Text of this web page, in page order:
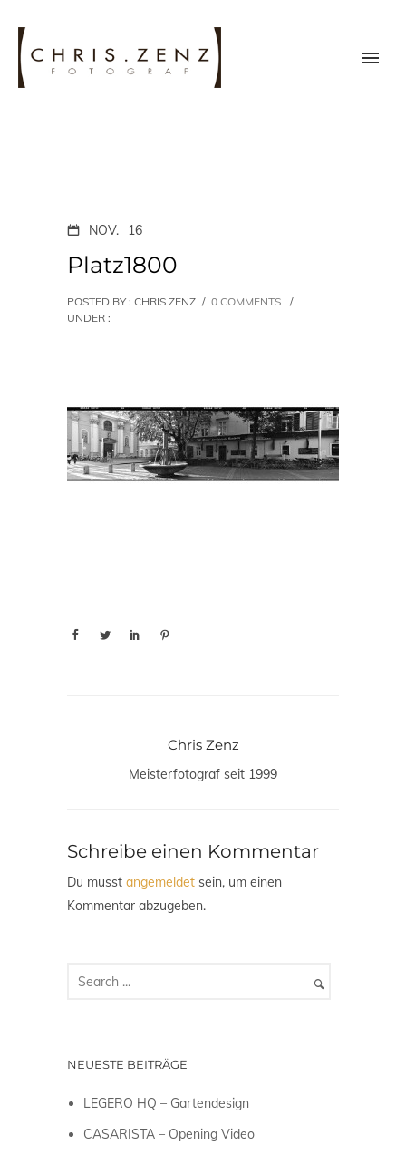
NOV. 16
Platz1800
POSTED BY : CHRIS ZENZ / 0 COMMENTS
/
UNDER :
Chris Zenz
Meisterfotograf seit 1999
Schreibe einen Kommentar
Du musst angemeldet sein, um einen
Kommentar abzugeben.
NEUESTE BEITRÄGE
LEGERO HQ – Gartendesign
CASARISTA – Opening Video